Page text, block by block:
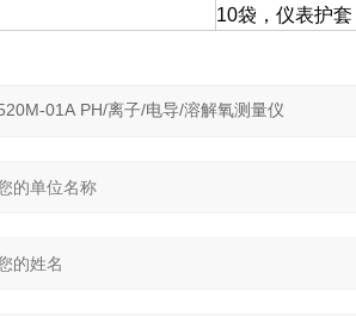
10袋，仪表护